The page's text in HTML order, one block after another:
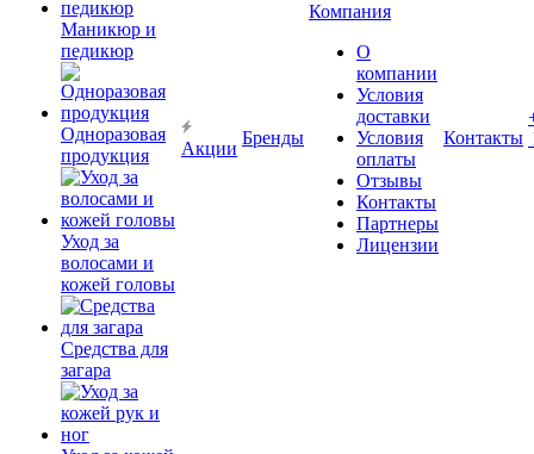
Маникюр и
педикюр
Одноразовая
продукция
Уход за
волосами и
кожей головы
Средства для
загара
Акции
Бренды
Компания
О
компании
Условия
доставки
Условия
оплаты
Отзывы
Контакты
Партнеры
Лицензии
Контакты